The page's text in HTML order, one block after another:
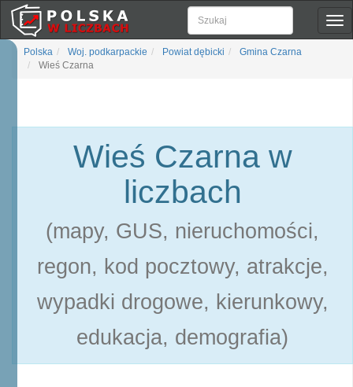
Polska Woj. podkarpackie Powiat dębicki
Gmina Czarna
Wieś Czarna
Wieś Czarna w
liczbach
(mapy, GUS, nieruchomości,
regon, kod pocztowy, atrakcje,
wypadki drogowe, kierunkowy,
edukacja, demografia)